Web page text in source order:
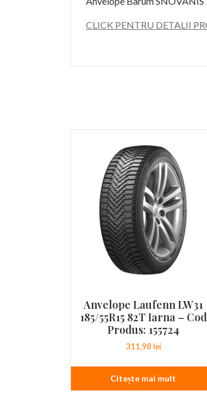
CLICK PENTRU DETALII
Anvelope Laufenn LW31
185/55R15 82T Iarna – Cod
Produs: 155724
311,98 lei
Citește mai mult